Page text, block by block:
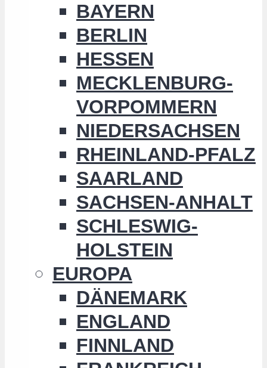
BAYERN
BERLIN
HESSEN
MECKLENBURG-
VORPOMMERN
NIEDERSACHSEN
RHEINLAND-PFALZ
SAARLAND
SACHSEN-ANHALT
SCHLESWIG-
HOLSTEIN
EUROPA
DÄNEMARK
ENGLAND
FINNLAND